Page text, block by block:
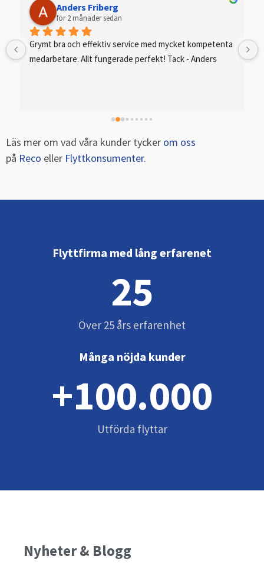
Anders Friberg
för 2 månader sedan
Grymt bra och effektiv service med mycket kompetenta
medarbetare. Allt fungerade perfekt! Tack - Anders
Läs mer om vad våra kunder tycker om oss
på Reco eller Flyttkonsumenter.
Flyttfirma med lång erfarenet
Över 25 års erfarenhet
25
Många nöjda kunder
Utförda flyttar
+100.000
Nyheter & Blogg